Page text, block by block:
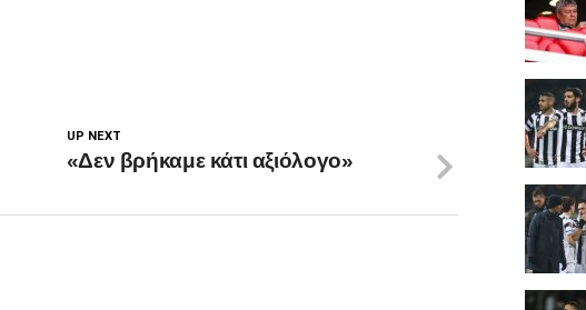
UP NEXT
«Δεν βρήκαμε κάτι αξιόλογο»